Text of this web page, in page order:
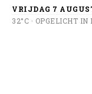
VRIJDAG 7
32°C · OPGELICHT